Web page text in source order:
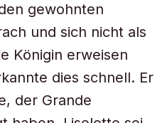
gewohnten
und sich nicht als
Königin erweisen
dies schnell. Er
der Grande